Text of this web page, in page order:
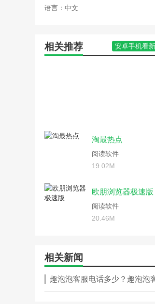
语言：中文
相关推荐 安卓手机看
淘最热点
阅读软件
19.02M
欧朋浏览器极速版
阅读软件
20.46M
相关新闻
趣泡泡客服电话多少？趣泡泡